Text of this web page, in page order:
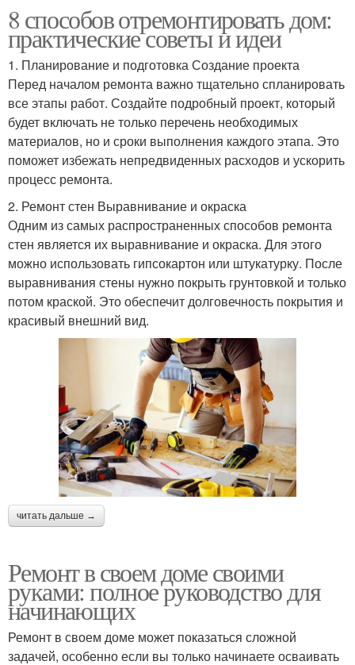
8 способов отремонтировать дом:
практические советы и идеи
1. Планирование и подготовка Создание проекта
Перед началом ремонта важно тщательно спланировать
все этапы работ. Создайте подробный проект, который
будет включать не только перечень необходимых
материалов, но и сроки выполнения каждого этапа. Это
поможет избежать непредвиденных расходов и ускорить
процесс ремонта.
2. Ремонт стен Выравнивание и окраска
Одним из самых распространенных способов ремонта
стен является их выравнивание и окраска. Для этого
можно использовать гипсокартон или штукатурку. После
выравнивания стены нужно покрыть грунтовкой и только
потом краской. Это обеспечит долговечность покрытия и
красивый внешний вид.
читать дальше →
Ремонт в своем доме своими
руками: полное руководство для
начинающих
Ремонт в своем доме может показаться сложной
задачей, особенно если вы только начинаете осваивать